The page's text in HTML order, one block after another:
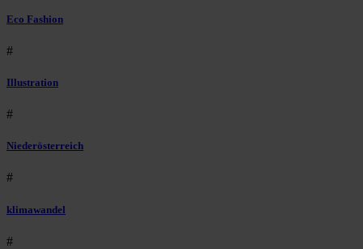
Eco Fashion
#
Illustration
#
Niederösterreich
#
klimawandel
#